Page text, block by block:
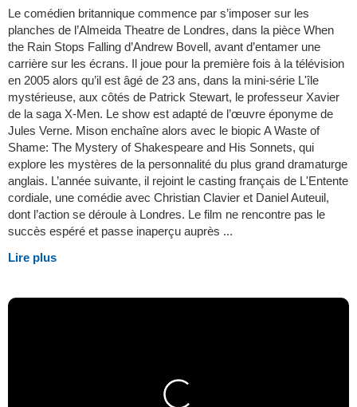
Le comédien britannique commence par s’imposer sur les
planches de l’Almeida Theatre de Londres, dans la pièce When
the Rain Stops Falling d’Andrew Bovell, avant d’entamer une
carrière sur les écrans. Il joue pour la première fois à la télévision
en 2005 alors qu’il est âgé de 23 ans, dans la mini-série L'île
mystérieuse, aux côtés de Patrick Stewart, le professeur Xavier
de la saga X-Men. Le show est adapté de l’œuvre éponyme de
Jules Verne. Mison enchaîne alors avec le biopic A Waste of
Shame: The Mystery of Shakespeare and His Sonnets, qui
explore les mystères de la personnalité du plus grand dramaturge
anglais. L’année suivante, il rejoint le casting français de L'Entente
cordiale, une comédie avec Christian Clavier et Daniel Auteuil,
dont l’action se déroule à Londres. Le film ne rencontre pas le
succès espéré et passe inaperçu auprès ...
Lire plus